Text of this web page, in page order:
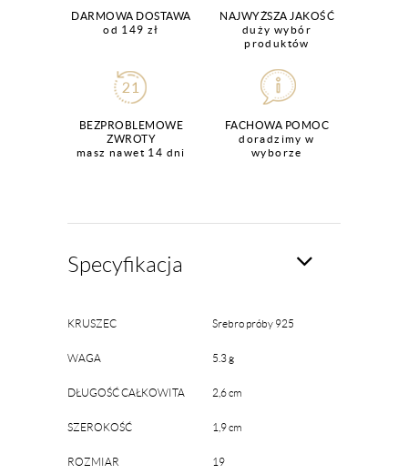
DARMOWA DOSTAWA
od 149 zł
NAJWYŻSZA JAKOŚĆ
duży wybór
produktów
BEZPROBLEMOWE
ZWROTY
masz nawet 14 dni
FACHOWA POMOC
doradzimy w
wyborze
Specyfikacja
KRUSZEC Srebro próby 925
WAGA 5.3 g
DŁUGOŚĆ CAŁKOWITA 2,6 cm
SZEROKOŚĆ 1,9 cm
ROZMIAR 19